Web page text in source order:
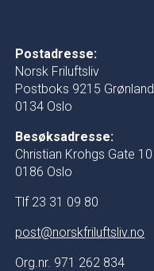
Postadresse:
Norsk Friluftsliv
Postboks 9215 Grønland
0134 Oslo
Besøksadresse:
Christian Krohgs Gate 10
0186 Oslo
Tlf 23 31 09 80
post@norskfriluftsliv.no
Org.nr. 971 262 834